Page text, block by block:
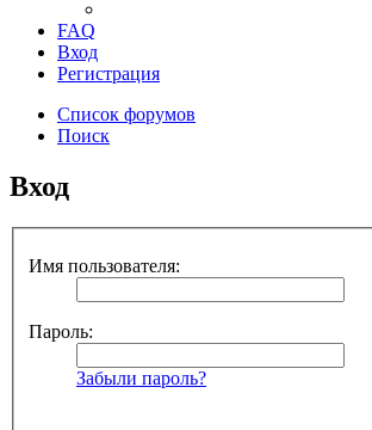
FAQ
Вход
Регистрация
Список форумов
Поиск
Вход
Имя пользователя:
Пароль:
Забыли пароль?